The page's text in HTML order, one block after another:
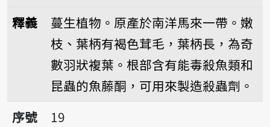
釋義
蔓生植物。原產於南洋馬來一帶。嫩
枝、葉柄有褐色茸毛，葉柄長，為奇
數羽狀複葉。根部含有能毒殺魚類和
昆蟲的魚藤酮，可用來製造殺蟲劑。
序號19艾
序號
19